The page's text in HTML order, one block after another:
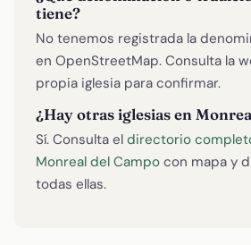
tiene?
No tenemos registrada la
en OpenStreetMap. Consulta la
propia iglesia para confirmar.
¿Hay otras iglesias en
Sí. Consulta el directorio
Monreal del Campo con mapa y
todas ellas.